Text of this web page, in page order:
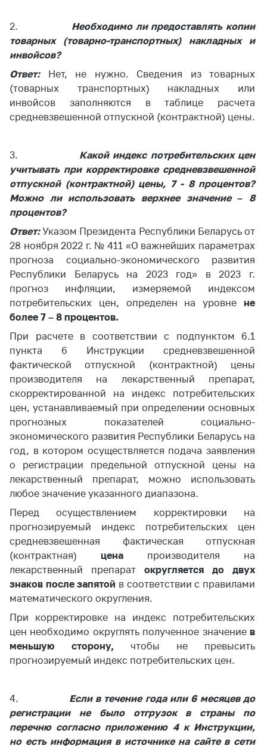
потребителей
Регулирование
деятельности
Международное
сотрудничество
регулирования
Биржевая торговля
Выставочная
деятельность в
Республике
Беларусь
Защита
персональных
данных
Новости
Обратиться в МАРТ
Личный прием
граждан и юр. лиц
Прямaя телефоннaя
линия
Горячая линия
Электронные
обращения
Сообщить о росте
цен на товары
Сообщить о росте
цен на лекарства и
медицинские
изделия
Контакты
Адрес и режим
Приемная
Министра
Горячая линия
Вышестоящий
государственный
орган
2. Необходимо ли предоставлять копии
товарных (товарно-транспортных) накладных и
инвойсов?
Ответ: Нет, не нужно. Сведения из товарных
(товарных транспортных) накладных или
инвойсов заполняются в таблице расчета
средневзвешенной отпускной (контрактной) цены.
3.
Какой индекс потребительских цен
учитывать при корректировке средневзвешенной
отпускной (контрактной) цены, 7 - 8 процентов?
Можно ли использовать верхнее значение – 8
процентов?
Ответ:Указом Президента Республики Беларусь от
28 ноября 2022 г. № 411 «О важнейших параметрах
прогноза социально-экономического развития
Республики Беларусь на 2023 год» в 2023 г.
прогноз инфляции, измеряемой индексом
потребительских цен, определен на уровне не
более 7 – 8 процентов.
При расчете в соответствии с подпунктом 6.1
пункта 6 Инструкции средневзвешенной
фактической отпускной (контрактной) цены
производителя на лекарственный препарат,
скорректированной на индекс потребительских
цен, устанавливаемый при определении основных
прогнозных показателей социально-
экономического развития Республики Беларусь на
год, в котором осуществляется подача заявления
о регистрации предельной отпускной цены на
лекарственный препарат, можно использовать
любое значение указанного диапазона.
Перед осуществлением корректировки на
прогнозируемый индекс потребительских цен
средневзвешенная фактическая отпускная
(контрактная) цена производителя на
лекарственный препарат округляется до двух
знаков после запятой в соответствии с правилами
математического округления.
При корректировке на индекс потребительских
цен необходимо округлять полученное значение в
меньшую сторону, чтобы не превысить
прогнозируемый индекс потребительских цен.
4.
Если в течение года или 6 месяцев до
регистрации не было отгрузок в страны по
перечню согласно приложению 4 к Инструкции,
но есть информация в источнике на сайте в сети